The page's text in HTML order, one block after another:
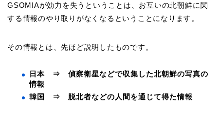
GSOMIAが効力を失うということは、お互いの北朝鮮に関
する情報のやり取りがなくなるということになります。
その情報とは、先ほど説明したものです。
日本 ⇒ 偵察衛星などで収集した北朝鮮の写真の
情報
韓国 ⇒ 脱北者などの人間を通じて得た情報